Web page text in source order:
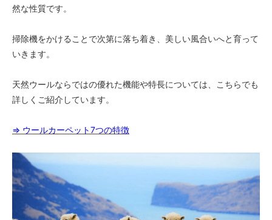
然な性質です。
掃除機をかけることで次第に落ち着き、美しい風合いへと育って
いきます。
天然ウールならではの優れた機能や特長については、こちらでも
詳しくご紹介しています。
⇒ ウールカーペット7つの特徴